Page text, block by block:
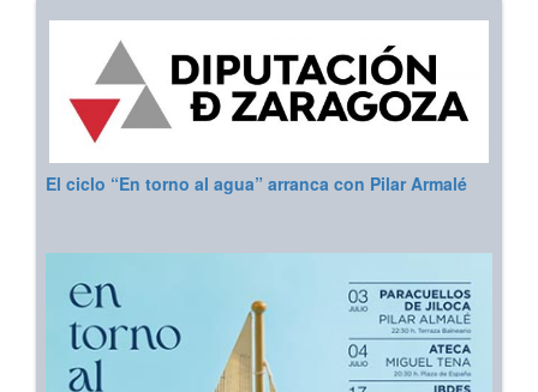
El ciclo “En torno al agua” arranca con Pilar Armalé